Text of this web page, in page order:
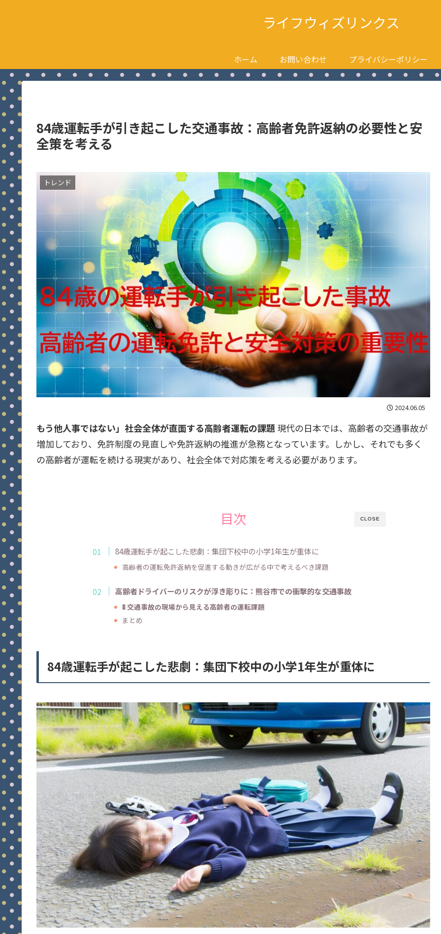
ライフウィズリンクス
ホーム お問い合わせ プライバシーポリシー
84歳運転手が引き起こした交通事故：高齢者免許返納の必要性と安
全策を考える
トレンド
2024.06.05
もう他人事ではない」社会全体が直面する高齢者運転の課題 現代の日本では、高齢者の交通事故が
増加しており、免許制度の見直しや免許返納の推進が急務となっています。しかし、それでも多く
の高齢者が運転を続ける現実があり、社会全体で対応策を考える必要があります。
CLOSE
目次
84歳運転手が起こした悲劇：集団下校中の小学1年生が重体に
高齢者の運転免許返納を促進する動きが広がる中で考えるべき課題
高齢者ドライバーのリスクが浮き彫りに：熊谷市での衝撃的な交通事故
🚦 交通事故の現場から見える高齢者の運転課題
まとめ
84歳運転手が起こした悲劇：集団下校中の小学1年生が重体に